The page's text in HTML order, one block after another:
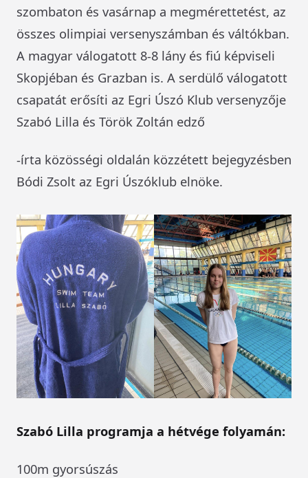
szombaton és vasárnap a megmérettetést, az
összes olimpiai versenyszámban és váltókban.
A magyar válogatott 8-8 lány és fiú képviseli
Skopjéban és Grazban is. A serdülő válogatott
csapatát erősíti az Egri Úszó Klub versenyzője
Szabó Lilla és Török Zoltán edző
-írta közösségi oldalán közzétett bejegyzésben
Bódi Zsolt az Egri Úszóklub elnöke.
Szabó Lilla programja a hétvége folyamán:
100m gyorsúszás